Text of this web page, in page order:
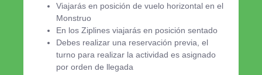
Viajarás en posición de vuelo horizontal en el
Monstruo
En los Ziplines viajarás en posición sentado
Debes realizar una reservación previa, el
turno para realizar la actividad es asignado
por orden de llegada